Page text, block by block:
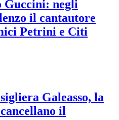
Guccini: negli
il cantautore
Petrini e Citi
Galeasso, la
il